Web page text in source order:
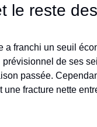
le reste
a franchi un seuil
de ses
passée.
une fracture nette